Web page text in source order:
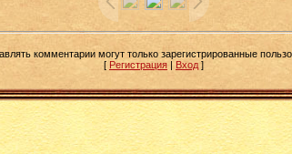
комментарии могут только зарегистрированные
[ Регистрация | Вход ]